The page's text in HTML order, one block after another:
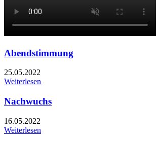
Abendstimmung
25.05.2022
Weiterlesen
Nachwuchs
16.05.2022
Weiterlesen